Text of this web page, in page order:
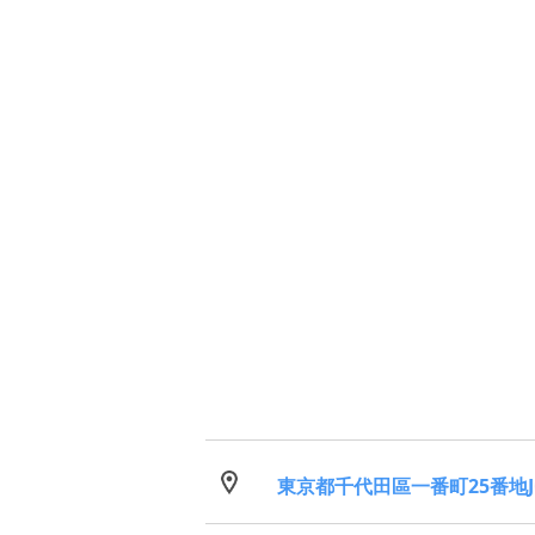
東京都千代田區一番町25番地